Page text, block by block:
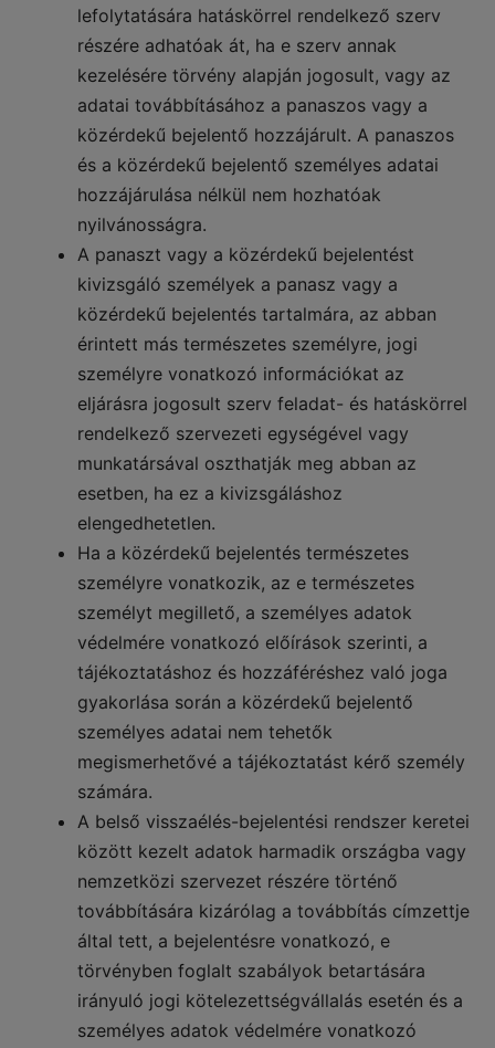
lefolytatására hatáskörrel rendelkező szerv
részére adhatóak át, ha e szerv annak
kezelésére törvény alapján jogosult, vagy az
adatai továbbításához a panaszos vagy a
közérdekű bejelentő hozzájárult. A panaszos
és a közérdekű bejelentő személyes adatai
hozzájárulása nélkül nem hozhatóak
nyilvánosságra.
A panaszt vagy a közérdekű bejelentést
kivizsgáló személyek a panasz vagy a
közérdekű bejelentés tartalmára, az abban
érintett más természetes személyre, jogi
személyre vonatkozó információkat az
eljárásra jogosult szerv feladat- és hatáskörrel
rendelkező szervezeti egységével vagy
munkatársával oszthatják meg abban az
esetben, ha ez a kivizsgáláshoz
elengedhetetlen.
Ha a közérdekű bejelentés természetes
személyre vonatkozik, az e természetes
személyt megillető, a személyes adatok
védelmére vonatkozó előírások szerinti, a
tájékoztatáshoz és hozzáféréshez való joga
gyakorlása során a közérdekű bejelentő
személyes adatai nem tehetők
megismerhetővé a tájékoztatást kérő személy
számára.
A belső visszaélés-bejelentési rendszer keretei
között kezelt adatok harmadik országba vagy
nemzetközi szervezet részére történő
továbbítására kizárólag a továbbítás címzettje
által tett, a bejelentésre vonatkozó, e
törvényben foglalt szabályok betartására
irányuló jogi kötelezettségvállalás esetén és a
személyes adatok védelmére vonatkozó